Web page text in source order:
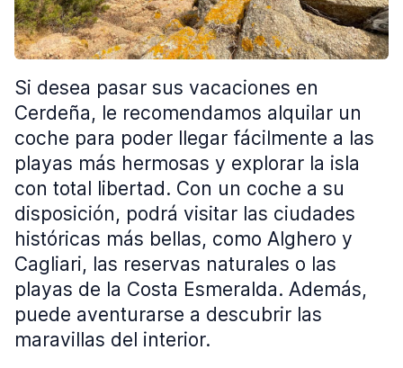
Si desea pasar sus vacaciones en
Cerdeña, le recomendamos alquilar un
coche para poder llegar fácilmente a las
playas más hermosas y explorar la isla
con total libertad. Con un coche a su
disposición, podrá visitar las ciudades
históricas más bellas, como Alghero y
Cagliari, las reservas naturales o las
playas de la Costa Esmeralda. Además,
puede aventurarse a descubrir las
maravillas del interior.